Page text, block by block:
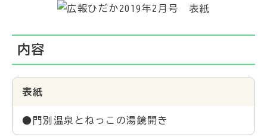
内容
表紙
●門別温泉とねっこの湯鏡開き